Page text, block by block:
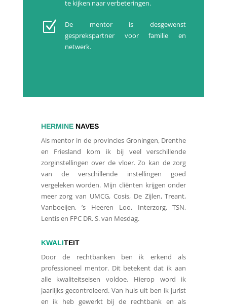
te kijken naar verbeteringen.
Z
De mentor is desgewenst
gesprekspartner voor familie en
netwerk.
HERMINE NAVES
Als mentor in de provincies Groningen, Drenthe
en Friesland kom ik bij veel verschillende
zorginstellingen over de vloer. Zo kan de zorg
van de verschillende instellingen goed
vergeleken worden. Mijn cliënten krijgen onder
meer zorg van UMCG, Cosis, De Zijlen, Treant,
Vanboeijen, ’s Heeren Loo, Interzorg, TSN,
Lentis en FPC DR. S. van Mesdag.
KWALITEIT
Door de rechtbanken ben ik erkend als
professioneel mentor. Dit betekent dat ik aan
alle kwaliteitseisen voldoe. Hierop word ik
jaarlijks gecontroleerd. Van huis uit ben ik jurist
en ik heb gewerkt bij de rechtbank en als